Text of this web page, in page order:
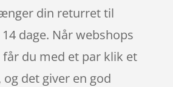
din returret til
dage. Når webshops
du med et par klik et
det giver en god